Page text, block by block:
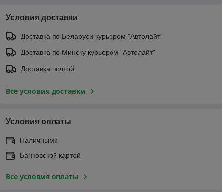
Условия доставки
Доставка по Беларуси курьером "Автолайт"
Доставка по Минску курьером "Автолайт"
Доставка почтой
Все условия доставки
Условия оплаты
Наличными
Банковской картой
Все условия оплаты